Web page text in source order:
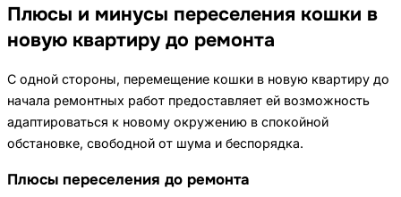
Плюсы и минусы переселения кошки в
новую квартиру до ремонта
С одной стороны, перемещение кошки в новую квартиру до
начала ремонтных работ предоставляет ей возможность
адаптироваться к новому окружению в спокойной
обстановке, свободной от шума и беспорядка.
Плюсы переселения до ремонта